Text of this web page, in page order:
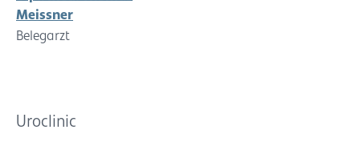
Meissner
Belegarzt
Uroclinic